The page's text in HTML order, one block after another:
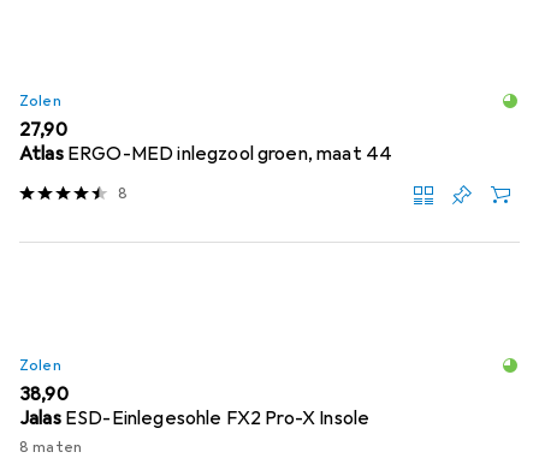
Zolen
EUR
27,90
Atlas ERGO-MED inlegzool groen, maat 44
8
Zolen
EUR
38,90
Jalas ESD-Einlegesohle FX2 Pro-X Insole
8 maten